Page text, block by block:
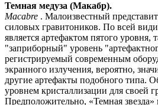
Темная медуза (Макабр).
Macabre . Малоизвестный
силовых гравитоников. По всей
является артефактом пятого уровня,
"заприборный" уровень
регистрируемый современным
экранного излучения, вероятно,
другие артефакты подобного типа.
уровнем кристаллизации для своей
Предположительно, «Темная звезда»